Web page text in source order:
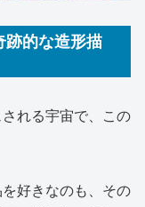
跡的な造形描
れる宇宙で、この
好きなのも、その